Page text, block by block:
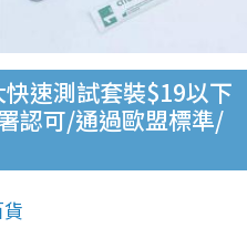
快速測試套裝$19以下
認可/通過歐盟標準/